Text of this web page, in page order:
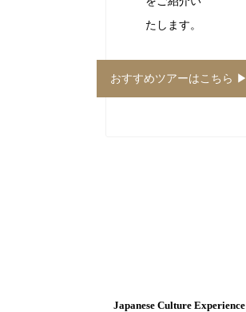
たします。
おすすめツアーはこちら ▶︎
Japanese Culture Experience